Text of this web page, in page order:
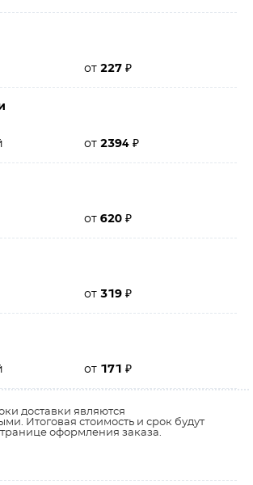
от 227 ₽
от 2394 ₽
от 620 ₽
от 319 ₽
от 171 ₽
доставки являются
Итоговая стоимость и срок будут
оформления заказа.